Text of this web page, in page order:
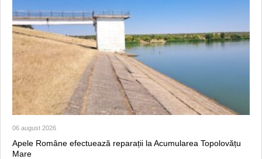
06 august 2026
Apele Române efectuează reparații la Acumularea Topolovățu
Mare